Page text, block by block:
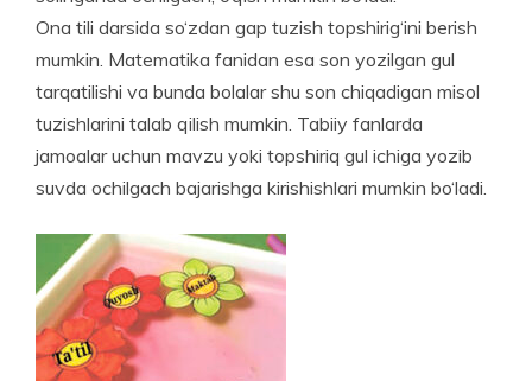
Ona tili darsida so‘zdan gap tuzish topshirig‘ini be­rish
mumkin. Matematika fanidan esa son yozilgan gul
tarqatilishi va bunda bolalar shu son chiqadigan misol
tuzishlarini talab qilish mumkin. Tabiiy fanlarda
jamoalar uchun mavzu yoki topshiriq gul ichiga yozib
suvda ochilgach bajarishga kirishishlari mumkin bo‘ladi.